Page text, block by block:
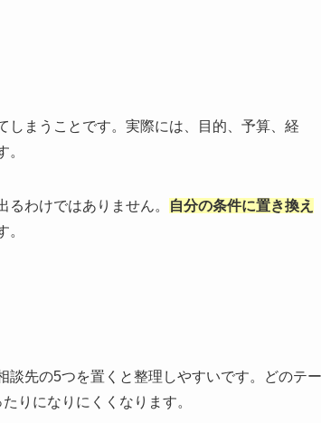
しまうことです。実際には、目的、予算、経
わけではありません。
自分の条件に置き換え
。
談先の5つを置くと整理しやすいです。どのテー
りになりにくくなります。